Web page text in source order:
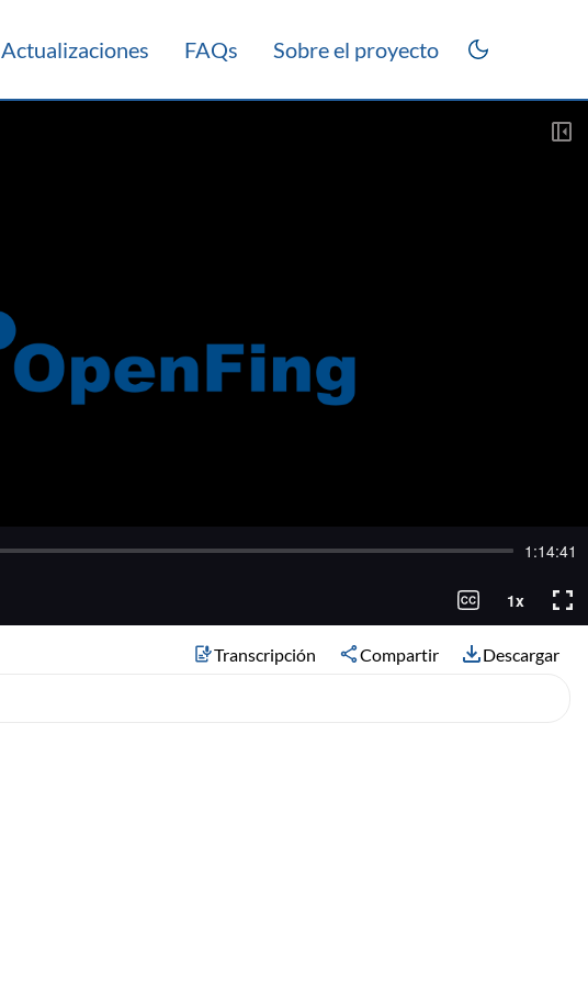
Actualizaciones FAQs Sobre el proyecto
Transcripción Compartir Descargar